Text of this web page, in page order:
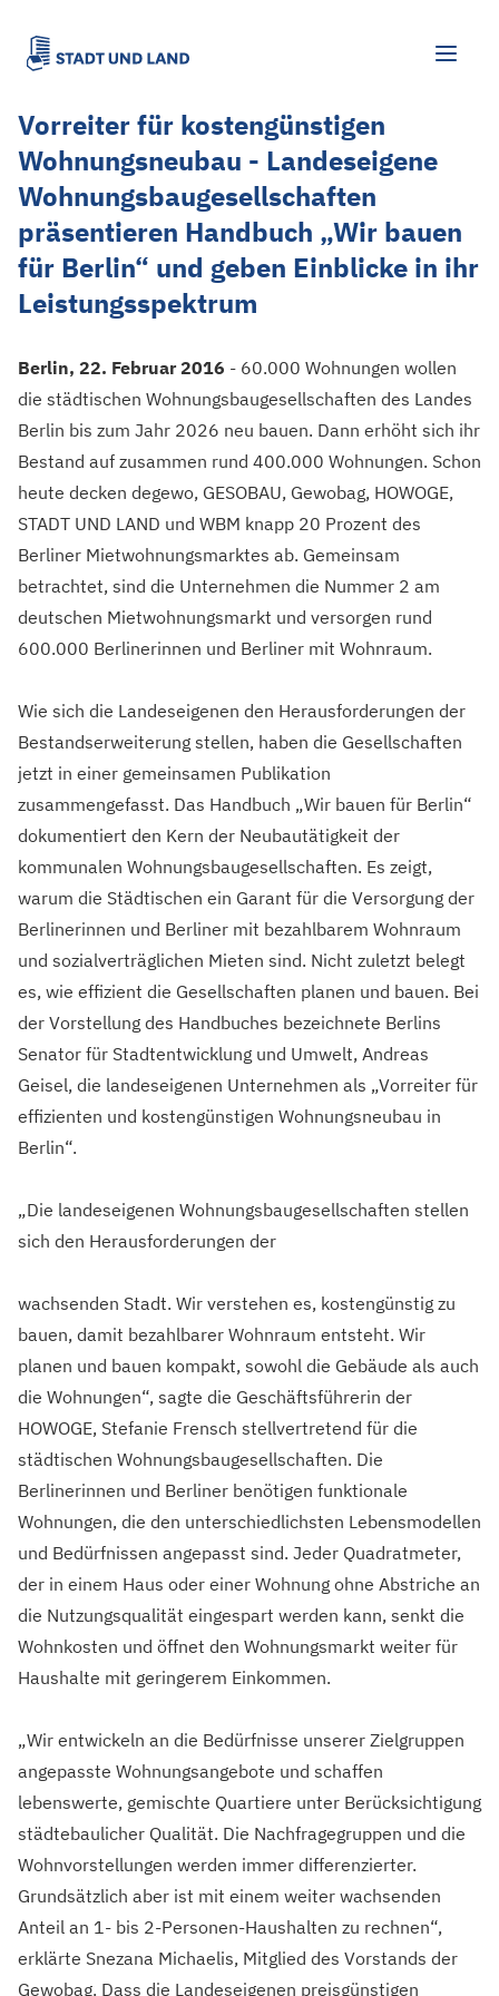
Vorreiter für kostengünstigen
Wohnungsneubau - Landeseigene
Wohnungsbaugesellschaften
präsentieren Handbuch „Wir bauen
für Berlin“ und geben Einblicke in ihr
Leistungsspektrum
Berlin, 22. Februar 2016 - 60.000 Wohnungen wollen
die städtischen Wohnungsbaugesellschaften des Landes
Berlin bis zum Jahr 2026 neu bauen. Dann erhöht sich ihr
Bestand auf zusammen rund 400.000 Wohnungen. Schon
heute decken degewo, GESOBAU, Gewobag, HOWOGE,
STADT UND LAND und WBM knapp 20 Prozent des
Berliner Mietwohnungsmarktes ab. Gemeinsam
betrachtet, sind die Unternehmen die Nummer 2 am
deutschen Mietwohnungsmarkt und versorgen rund
600.000 Berlinerinnen und Berliner mit Wohnraum.
Wie sich die Landeseigenen den Herausforderungen der
Bestandserweiterung stellen, haben die Gesellschaften
jetzt in einer gemeinsamen Publikation
zusammengefasst. Das Handbuch „Wir bauen für Berlin“
dokumentiert den Kern der Neubautätigkeit der
kommunalen Wohnungsbaugesellschaften. Es zeigt,
warum die Städtischen ein Garant für die Versorgung der
Berlinerinnen und Berliner mit bezahlbarem Wohnraum
und sozialverträglichen Mieten sind. Nicht zuletzt belegt
es, wie effizient die Gesellschaften planen und bauen. Bei
der Vorstellung des Handbuches bezeichnete Berlins
Senator für Stadtentwicklung und Umwelt, Andreas
Geisel, die landeseigenen Unternehmen als „Vorreiter für
effizienten und kostengünstigen Wohnungsneubau in
Berlin“.
„Die landeseigenen Wohnungsbaugesellschaften stellen
sich den Herausforderungen der
wachsenden Stadt. Wir verstehen es, kostengünstig zu
bauen, damit bezahlbarer Wohnraum entsteht. Wir
planen und bauen kompakt, sowohl die Gebäude als auch
die Wohnungen“, sagte die Geschäftsführerin der
HOWOGE, Stefanie Frensch stellvertretend für die
städtischen Wohnungsbaugesellschaften. Die
Berlinerinnen und Berliner benötigen funktionale
Wohnungen, die den unterschiedlichsten Lebensmodellen
und Bedürfnissen angepasst sind. Jeder Quadratmeter,
der in einem Haus oder einer Wohnung ohne Abstriche an
die Nutzungsqualität eingespart werden kann, senkt die
Wohnkosten und öffnet den Wohnungsmarkt weiter für
Haushalte mit geringerem Einkommen.
„Wir entwickeln an die Bedürfnisse unserer Zielgruppen
angepasste Wohnungsangebote und schaffen
lebenswerte, gemischte Quartiere unter Berücksichtigung
städtebaulicher Qualität. Die Nachfragegruppen und die
Wohnvorstellungen werden immer differenzierter.
Grundsätzlich aber ist mit einem weiter wachsenden
Anteil an 1- bis 2-Personen-Haushalten zu rechnen“,
erklärte Snezana Michaelis, Mitglied des Vorstands der
Gewobag. Dass die Landeseigenen preisgünstigen